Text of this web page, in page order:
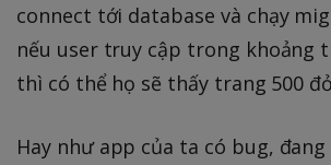
connect tới database và chạy
nếu user truy cập trong khoảng
thì có thể họ sẽ thấy trang 500
Hay như app của ta có bug,